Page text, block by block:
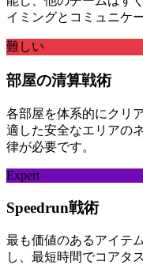
イミングとコミュニケ
難しい
部屋の清算戦術
各部屋を体系的にクリ
適した安全なエリアの
律が必要です。
Expert
Speedrun戦術
最も価値のあるアイテ
し、最短時間でコアタ